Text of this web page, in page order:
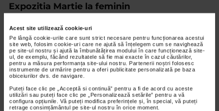
Acest site utilizează cookie-uri
Pe lângă cookie-urile care sunt strict necesare pentru funcționarea acestui
site web, folosim cookie-uri care ne ajută să înțelegem cum se navighează
pe site-ul nostru și ajută la îmbunătățirea modului în care funcționează site-
ul, de exemplu, făcând rezultatele să fie mai exacte în cazul căutărilor,
pentru a măsura performanța site-ului nostru. Partenerii noștri folosesc
instrumente de urmărire pentru a oferi publicitate personalizată pe baza
obiceiurilor dvs. de navigare.
Puteți face clic pe „Acceptă si continuă” pentru a fi de acord cu aceste
utilizări sau puteți face clic pe „Personalizează setările” pentru a vă
configura opțiunile. Vă puteți modifica preferințele și, în special, vă puteți
retrage consimțământul pe site-ul nostru în orice moment.
Expozitia Martie la feminin
RECOMANDĂRI